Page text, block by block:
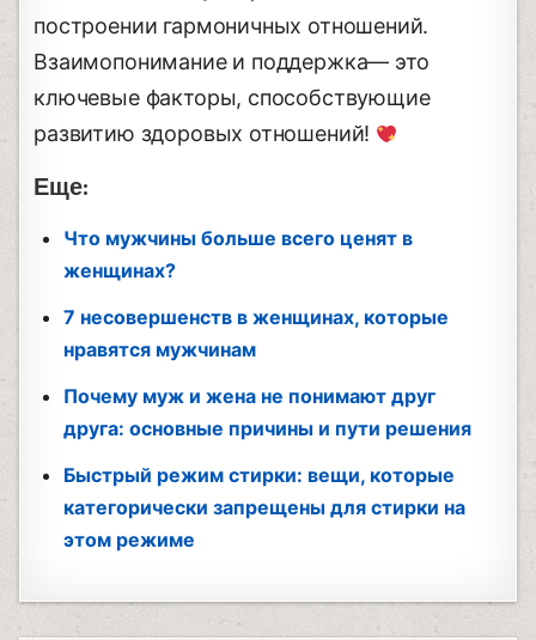
построении гармоничных отношений.
Взаимопонимание и поддержка— это
ключевые факторы, способствующие
развитию здоровых отношений!
Еще:
Что мужчины больше всего ценят в
женщинах?
7 несовершенств в женщинах, которые
нравятся мужчинам
Почему муж и жена не понимают друг
друга: основные причины и пути решения
Быстрый режим стирки: вещи, которые
категорически запрещены для стирки на
этом режиме